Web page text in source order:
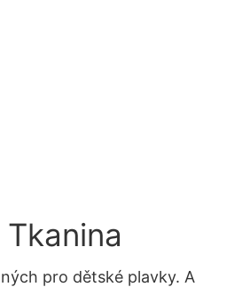
pro dětské plavky. A